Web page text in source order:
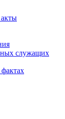
служащих